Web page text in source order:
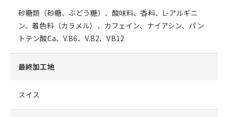
砂糖類（砂糖、ぶどう糖）、酸味料、香料、L-アルギニ
ン、着色料（カラメル）、カフェイン、ナイアシン、パン
トテン酸Ca、V.B6、V.B2、VB12
最終加工地
スイス